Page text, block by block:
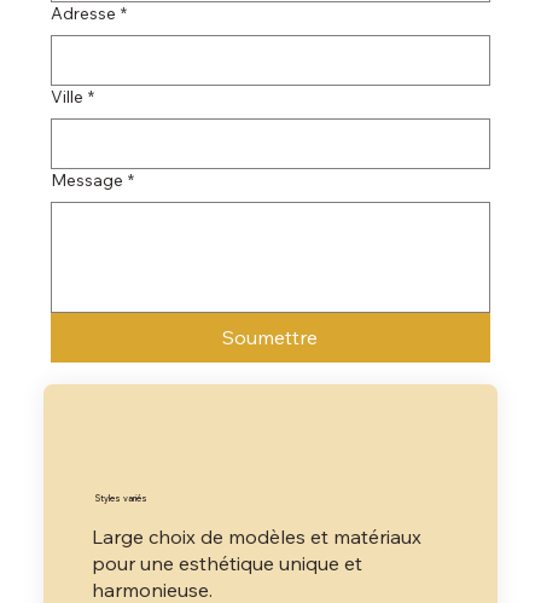
Adresse *
Ville *
Message *
Soumettre
Styles variés
Large choix de modèles et matériaux
pour une esthétique unique et
harmonieuse.